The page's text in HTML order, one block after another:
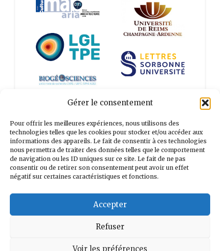
Gérer le consentement
Pour offrir les meilleures expériences, nous utilisons des
technologies telles que les cookies pour stocker et/ou accéder aux
informations des appareils. Le fait de consentir à ces technologies
nous permettra de traiter des données telles que le comportement
de navigation ou les ID uniques sur ce site. Le fait de ne pas
consentir ou de retirer son consentement peut avoir un effet
négatif sur certaines caractéristiques et fonctions.
Accepter
Refuser
Voir les préférences
Tous nos partenaires
Rechercher :